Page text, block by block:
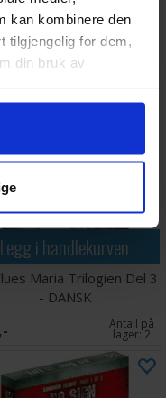
kan kombinere den
tilgjengelig for dem,
din bruk av
av 3
Antall på
Legg i handlekurven
Maria Trilogien Del 3
- DANSK
Antall på
lager:2